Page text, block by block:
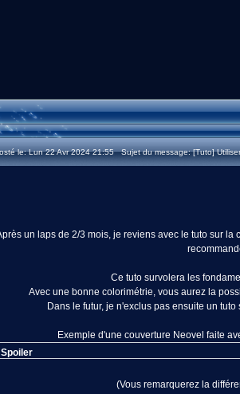
le: Lun 22 Avr 2024 21:55 Sujet du message: [Tuto]
un laps de 2/3 mois, je reviens avec le tuto sur
Ce tuto survolera les
Avec une bonne colorimétrie, vous aurez la
Dans le futur, je n'exclus pas ensuite un
Exemple d'une couverture Neovel faite
Spoiler
(Vous remarquerez la